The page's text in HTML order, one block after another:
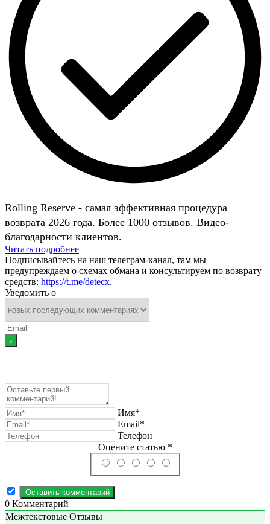
Rolling Reserve - самая эффективная процедура
возврата 2026 года. Более 1000 отзывов. Видео-
благодарности клиентов.
Читать подробнее
Подписывайтесь на наш телеграм-канал, там мы
предупреждаем о схемах обмана и консультируем по возврату
средств: https://t.me/detecx.
Уведомить о
Имя*
Email*
Телефон
Оцените статью *
0 Комментарий
Межтекстовые Отзывы